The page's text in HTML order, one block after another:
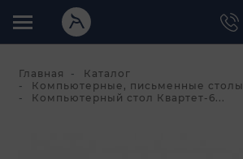
Главная
Каталог
Компьютерные, письменные столы
Компьютерный стол Квартет-6...